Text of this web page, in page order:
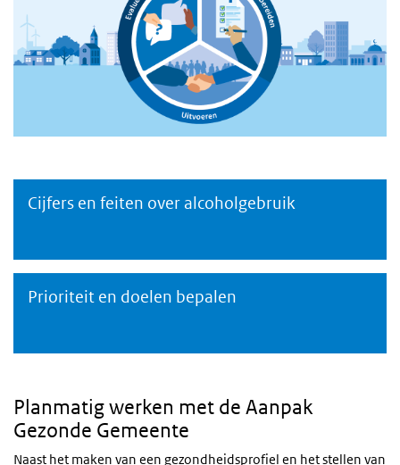
Cijfers en feiten alcoholgebruik
Cijfers en feiten over alcoholgebruik
Prioriteit en doelen lokaal alcoholbeleid
Prioriteit en doelen bepalen
Planmatig werken met de Aanpak
Gezonde Gemeente
Naast het maken van een gezondheidsprofiel en het stellen van